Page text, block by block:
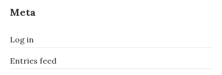
Meta
Log in
Entries feed